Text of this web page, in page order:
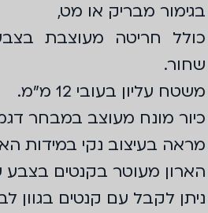
בגימור מבריק או מט,
כולל חריטה מעוצבת
שחור.
משטח עליון בעובי 12 מ״מ.
כיור מונח מעוצב במבחר
מראה בעיצוב נקי במידות
הארון מעוטר בקנטים בצבע
ניתן לקבל עם קנטים בגוון